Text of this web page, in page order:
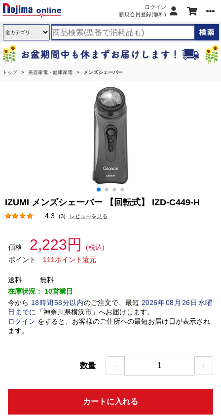
ログイン
新規会員登録(無料)
トップ 美容家電・健康家電 メンズシェーバー
IZUMI メンズシェーバー 【回転式】 IZD-C449-H
4.3 (3) レビューを見る
価格 2,223円
(税込)
ポイント
111ポイント還元
送料
無料
在庫状況： 10営業日
今から 18時間 58分以内のご注文で、最短 2026年08 月 26日水曜
日 までに 「神奈川県横浜市」 へお届けします。
ログイン をすると、お客様のご住所への最短お届け日が表示され
ます。
数量 － 1 ＋
カートに入れる